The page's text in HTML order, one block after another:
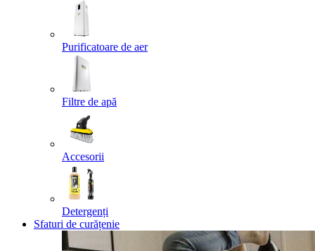
Purificatoare de aer
Filtre de apă
Accesorii
Detergenți
Sfaturi de curățenie